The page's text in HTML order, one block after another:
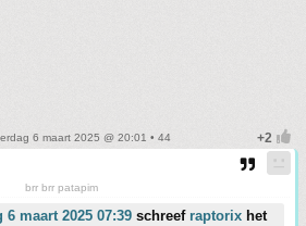
6 maart 2025 @ 20:01 • 44
brr brr patapim
6 maart 2025 07:39 schreef raptorix het